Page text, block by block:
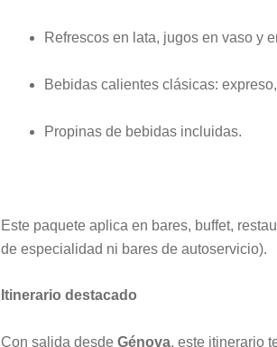
Refrescos en lata, jugos en vaso y
Bebidas calientes clásicas:
Propinas de bebidas incluidas.
Este paquete aplica en bares, buffet,
de especialidad ni bares de autoservicio).
Itinerario destacado
Con salida desde Génova, este itinerario